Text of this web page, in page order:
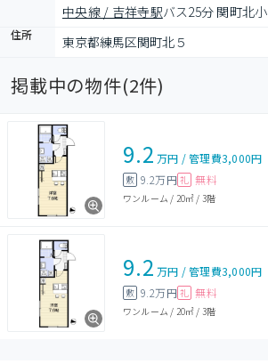
中央線 / 吉祥寺駅バス25分 関町北
住所 東京都練馬区関町北５
掲載中の物件(2件)
9.2 万円 /管理費3,000円
敷 9.2万円 礼 無料
ワンルーム / 20㎡ / 3階
9.2 万円 /管理費3,000円
敷 9.2万円 礼 無料
ワンルーム / 20㎡ / 3階